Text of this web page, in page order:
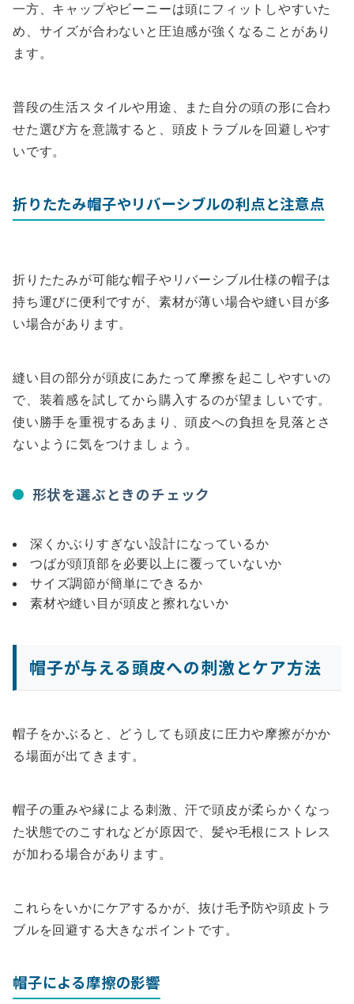
一方、キャップやビーニーは頭にフィットしやすいた
め、サイズが合わないと圧迫感が強くなることがあり
ます。
普段の生活スタイルや用途、また自分の頭の形に合わ
せた選び方を意識すると、頭皮トラブルを回避しやす
いです。
折りたたみ帽子やリバーシブルの利点と注意点
折りたたみが可能な帽子やリバーシブル仕様の帽子は
持ち運びに便利ですが、素材が薄い場合や縫い目が多
い場合があります。
縫い目の部分が頭皮にあたって摩擦を起こしやすいの
で、装着感を試してから購入するのが望ましいです。
使い勝手を重視するあまり、頭皮への負担を見落とさ
ないように気をつけましょう。
形状を選ぶときのチェック
深くかぶりすぎない設計になっているか
つばが頭頂部を必要以上に覆っていないか
サイズ調節が簡単にできるか
素材や縫い目が頭皮と擦れないか
帽子が与える頭皮への刺激とケア方法
帽子をかぶると、どうしても頭皮に圧力や摩擦がかか
る場面が出てきます。
帽子の重みや縁による刺激、汗で頭皮が柔らかくなっ
た状態でのこすれなどが原因で、髪や毛根にストレス
が加わる場合があります。
これらをいかにケアするかが、抜け毛予防や頭皮トラ
ブルを回避する大きなポイントです。
帽子による摩擦の影響